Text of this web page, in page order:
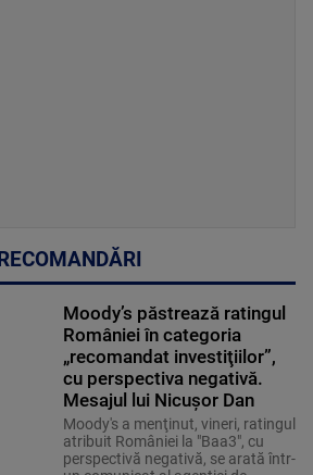
RECOMANDĂRI
Moody’s păstrează ratingul
României în categoria
„recomandat investiţiilor”,
cu perspectiva negativă.
Mesajul lui Nicușor Dan
Moody's a menţinut, vineri, ratingul
atribuit României la "Baa3", cu
perspectivă negativă, se arată într-